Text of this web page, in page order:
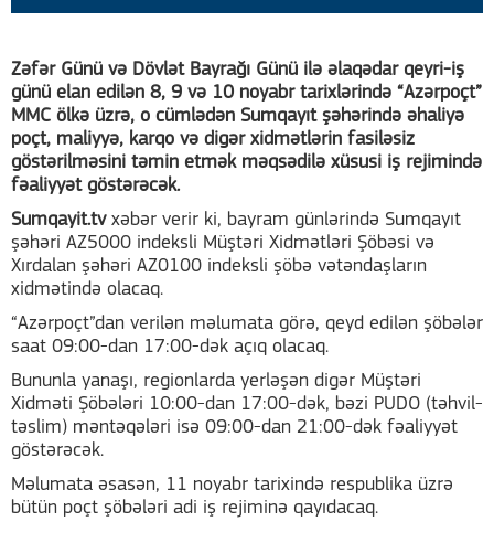
Zəfər Günü və Dövlət Bayrağı Günü ilə əlaqədar qeyri-iş
günü elan edilən 8, 9 və 10 noyabr tarixlərində “Azərpoçt”
MMC ölkə üzrə, o cümlədən Sumqayıt şəhərində əhaliyə
poçt, maliyyə, karqo və digər xidmətlərin fasiləsiz
göstərilməsini təmin etmək məqsədilə xüsusi iş rejimində
fəaliyyət göstərəcək.
Sumqayit.tvxəbər verir ki, bayram günlərində Sumqayıt
şəhəri AZ5000 indeksli Müştəri Xidmətləri Şöbəsi və
Xırdalan şəhəri AZ0100 indeksli şöbə vətəndaşların
xidmətində olacaq.
“Azərpoçt”dan verilən məlumata görə, qeyd edilən şöbələr
saat 09:00-dan 17:00-dək açıq olacaq.
Bununla yanaşı, regionlarda yerləşən digər Müştəri
Xidməti Şöbələri 10:00-dan 17:00-dək, bəzi PUDO (təhvil-
təslim) məntəqələri isə 09:00-dan 21:00-dək fəaliyyət
göstərəcək.
Məlumata əsasən, 11 noyabr tarixində respublika üzrə
bütün poçt şöbələri adi iş rejiminə qayıdacaq.